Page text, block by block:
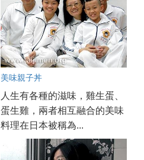
美味親子丼
人生有各種的滋味，雞生蛋、
蛋生雞，兩者相互融合的美味
料理在日本被稱為...